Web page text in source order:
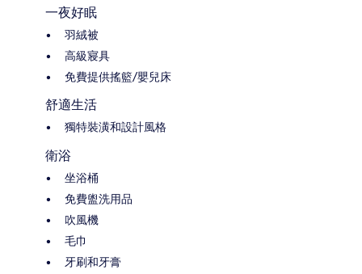
一夜好眠
羽絨被
高級寢具
免費提供搖籃/嬰兒床
舒適生活
獨特裝潢和設計風格
衛浴
坐浴桶
免費盥洗用品
吹風機
毛巾
牙刷和牙膏